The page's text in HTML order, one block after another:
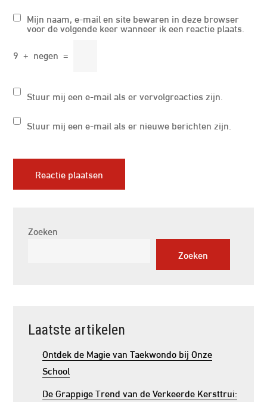
Mijn naam, e-mail en site bewaren in deze browser
voor de volgende keer wanneer ik een reactie plaats.
9 + negen =
Stuur mij een e-mail als er vervolgreacties zijn.
Stuur mij een e-mail als er nieuwe berichten zijn.
Zoeken
Zoeken
Laatste artikelen
Ontdek de Magie van Taekwondo bij Onze
School
De Grappige Trend van de Verkeerde Kersttrui: